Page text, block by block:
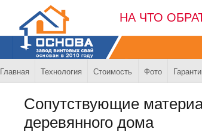
НА ЧТО
Главная Технология Стоимость Фото
Сопутствующие
деревянного дома